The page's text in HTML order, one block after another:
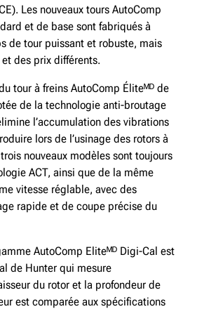
Les nouveaux tours AutoComp
et de base sont fabriqués à
de tour puissant et robuste, mais
des prix différents.
tour à freins AutoComp Éliteᴹᴰ de
de la technologie anti-broutage
l’accumulation des vibrations
lors de l’usinage des rotors à
nouveaux modèles sont toujours
ACT, ainsi que de la même
vitesse réglable, avec des
rapide et de coupe précise du
AutoComp Eliteᴹᴰ Digi-Cal est
de Hunter qui mesure
du rotor et la profondeur de
est comparée aux spécifications